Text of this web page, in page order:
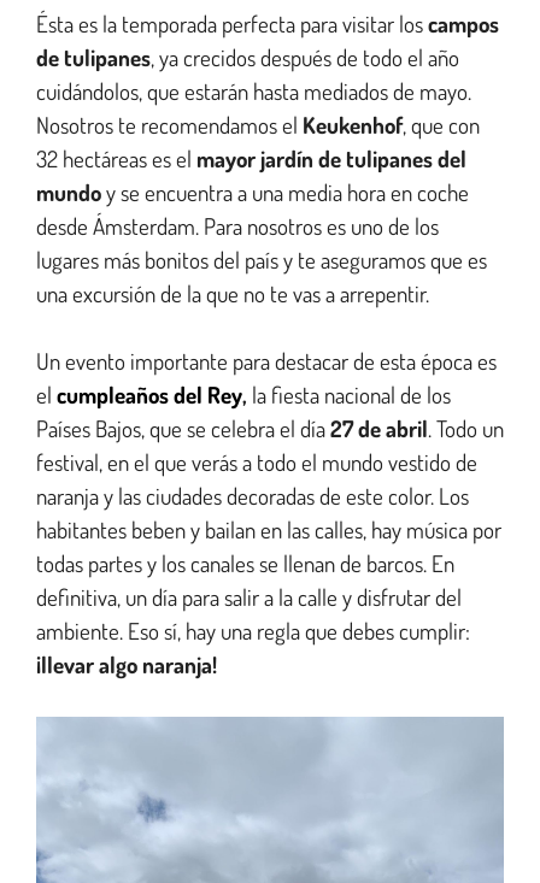
Ésta es la temporada perfecta para visitar loscampos
de tulipanes, ya crecidos después de todo el año
cuidándolos, que estarán hasta mediados de mayo.
Nosotros te recomendamos el Keukenhof, que con
32 hectáreas es el mayor jardín de tulipanes del
mundoy se encuentra a una media hora en coche
desde Ámsterdam. Para nosotros es uno de los
lugares más bonitos del país y te aseguramos que es
una excursión de la que no te vas a arrepentir.
Un evento importante para destacar de esta época es
el cumpleaños del Rey, la fiesta nacional de los
Países Bajos, que se celebra el día27 de abril. Todo un
festival, en el que verás a todo el mundo vestido de
naranja y las ciudades decoradas de este color. Los
habitantes beben y bailan en las calles, hay música por
todas partes y los canales se llenan de barcos. En
definitiva, un día para salir a la calle y disfrutar del
ambiente. Eso sí, hay una regla que debes cumplir:
¡llevar algo naranja!